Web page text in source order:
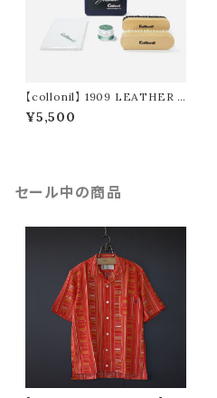
【collonil】 1909 LEATHER C
ARE SET NOSTALGIC DES
IGN VOL.2 / レザーケアセット
¥5,500
セール中の商品